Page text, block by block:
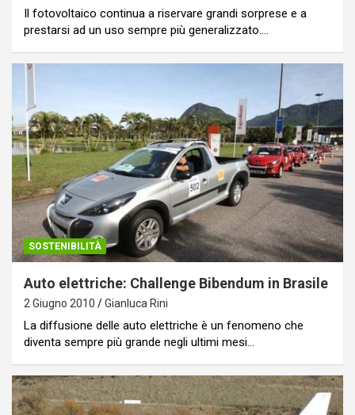
Il fotovoltaico continua a riservare grandi sorprese e a
prestarsi ad un uso sempre più generalizzato.…
SOSTENIBILITÀ
Auto elettriche: Challenge Bibendum in Brasile
2 Giugno 2010 Gianluca Rini
La diffusione delle auto elettriche è un fenomeno che
diventa sempre più grande negli ultimi mesi…